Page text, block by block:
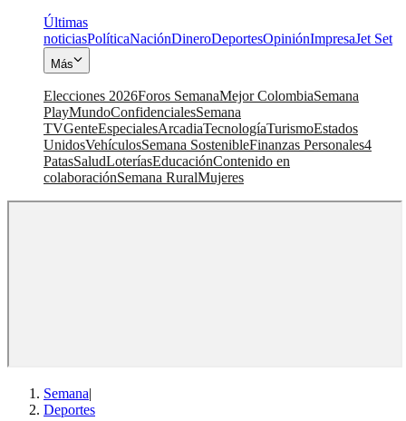
Últimas
noticiasPolíticaNaciónDineroDeportesOpiniónImpresaJet Set
Más
Elecciones 2026Foros SemanaMejor ColombiaSemana
PlayMundoConfidencialesSemana
TVGenteEspecialesArcadiaTecnologíaTurismoEstados
UnidosVehículosSemana SostenibleFinanzas Personales4
PatasSaludLoteríasEducaciónContenido en
colaboraciónSemana RuralMujeres
Semana|
Deportes